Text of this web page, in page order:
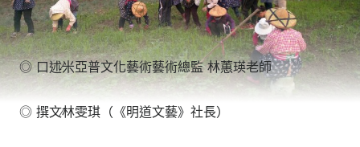
◎ 口述∕米亞普文化藝術藝術總監 林蕙瑛老師
◎ 撰文∕林雯琪（《明道文藝》社長）